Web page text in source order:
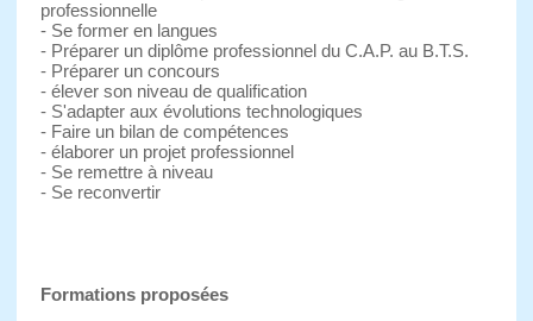
professionnelle
- Se former en langues
- Préparer un diplôme professionnel du C.A.P. au B.T.S.
- Préparer un concours
- élever son niveau de qualification
- S'adapter aux évolutions technologiques
- Faire un bilan de compétences
- élaborer un projet professionnel
- Se remettre à niveau
- Se reconvertir
Formations proposées